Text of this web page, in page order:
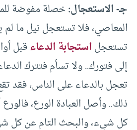
جـ- الاستعجال:خصلة مفوضة
المعاصي، فلا تستعجل نيل ما لم
تستعجلاستجابة الدعاءقبل
إلى فتورك.. ولا تسأم فتترك
تعجل بالدعاء على الناس، فقد
ذلك.. وأصل العبادة الورع،
كل شيء، والبحث التام عن كل